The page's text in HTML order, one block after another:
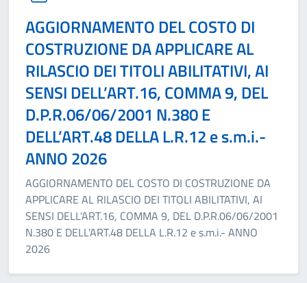
AGGIORNAMENTO DEL COSTO DI
COSTRUZIONE DA APPLICARE AL
RILASCIO DEI TITOLI ABILITATIVI, AI
SENSI DELL’ART.16, COMMA 9, DEL
D.P.R.06/06/2001 N.380 E
DELL’ART.48 DELLA L.R.12 e s.m.i.-
ANNO 2026
AGGIORNAMENTO DEL COSTO DI COSTRUZIONE DA
APPLICARE AL RILASCIO DEI TITOLI ABILITATIVI, AI
SENSI DELL'ART.16, COMMA 9, DEL D.P.R.06/06/2001
N.380 E DELL'ART.48 DELLA L.R.12 e s.m.i.- ANNO
2026